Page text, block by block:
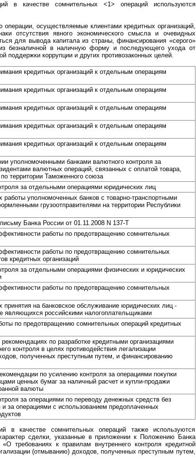
в качестве сомнительных <1> операций используются
операции, осуществляемые клиентами кредитных организаций,
отсутствия явного экономического смысла и очевидных
для вывода капитала из страны, финансирования «серого»
безналичной в наличную форму и последующего ухода от
поддержки коррупции и других противозаконных целей.
кредитных организаций к отдельным операциям
кредитных организаций к отдельным операциям
кредитных организаций к отдельным операциям
кредитных организаций к отдельным операциям
кредитных организаций к отдельным операциям
уполномоченными банками валютного контроля за
валютных операций, связанных с оплатой товара,
территории Таможенного союза
за отдельными операциями юридических лиц
работы уполномоченных банков с товарно-транспортными
грузоотправителями на территории Республики
Банка России от 01.11.2008 N 137-Т
работы по предотвращению сомнительных
работы по предотвращению сомнительных
кредитных организаций
за отдельными операциями физических и юридических
работы по предотвращению сомнительных
принятия на банковское обслуживание юридических лиц -
являющихся российскими налогоплательщиками
по предотвращению сомнительных операций кредитных
по разработке кредитными организациями
контроля в целях противодействия легализации
полученных преступным путем, и финансированию
по усилению контроля за операциями покупки
ценных бумаг за наличный расчет и купли-продажи
валюты
за операциями по переводу денежных средств без
и за операциями с использованием предоплаченных
в качестве сомнительных операций также используются
сделки, указанные в приложении к Положению Банка
требованиях к правилам внутреннего контроля кредитной
(отмыванию) доходов, полученных преступным путем,